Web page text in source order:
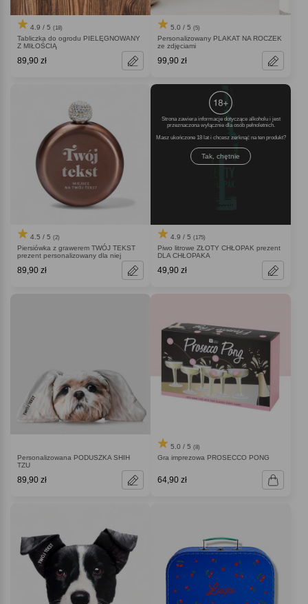
4.9 / 5 (18)
Tabliczka do ogrodu PIELĘGNOWANY
Z MIŁOŚCIĄ
89,90 zł
5.0 / 5 (5)
Personalizowany PLAKAT NA ROCZEK
ze zdjęciami
99,90 zł
4.5 / 5 (2)
Piersiówka z grawerem TWÓJ TEKST
prezent personalizowany dla niej
89,90 zł
Strona zawiera informacje dotyczące alkoholu i jest
przeznaczona wyłącznie dla osób pełnoletnich.
Masz ukończone 18 lat i chcesz zerknąć na ten produkt
Tak, chętnie
4.9 / 5 (175)
Piwo litrowe ZŁOTY CHŁOPAK prezent
DLA CHŁOPAKA
49,90 zł
Personalizowana PODUSZKA SHIH
TZU
89,90 zł
5.0 / 5 (8)
Gra imprezowa PROSECCO PONG
64,90 zł